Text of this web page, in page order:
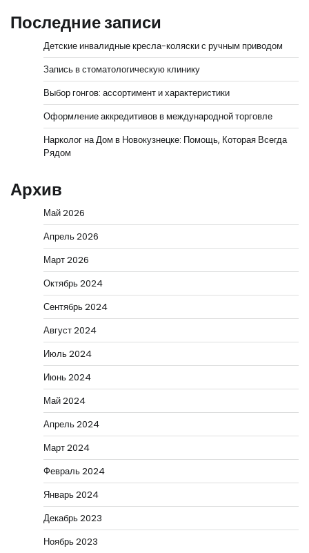
Последние записи
Детские инвалидные кресла-коляски с ручным приводом
Запись в стоматологическую клинику
Выбор гонгов: ассортимент и характеристики
Оформление аккредитивов в международной торговле
Нарколог на Дом в Новокузнецке: Помощь, Которая Всегда
Рядом
Архив
Май 2026
Апрель 2026
Март 2026
Октябрь 2024
Сентябрь 2024
Август 2024
Июль 2024
Июнь 2024
Май 2024
Апрель 2024
Март 2024
Февраль 2024
Январь 2024
Декабрь 2023
Ноябрь 2023